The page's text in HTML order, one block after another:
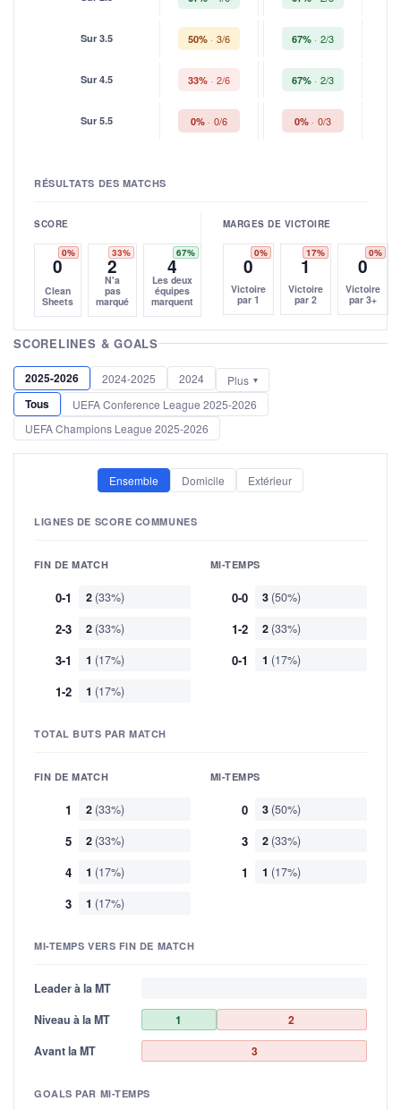
Sur 3.5 50% 3/6 67% 2/3
Sur 4.5 33% 2/6 67% 2/3
Sur 5.5 0% 0/6 0% 0/3
RÉSULTATS DES MATCHS
SCORE
0%
0
Clean
Sheets
33%
2
N'a
pas
marqué
67%
4
Les deux
équipes
marquent
MARGES DE VICTOIRE
0%
0
Victoire
par 1
17%
1
Victoire
par 2
0%
0
Victoire
par 3+
SCORELINES & GOALS
2025-2026 2024-2025 2024 Plus
Tous
UEFA Conference League 2025-2026
UEFA Champions League 2025-2026
Ensemble Domicile Extérieur
LIGNES DE SCORE COMMUNES
FIN DE MATCH
0-1 2 (33%)
2-3 2 (33%)
3-1 1 (17%)
1-2 1 (17%)
MI-TEMPS
0-0 3 (50%)
1-2 2 (33%)
0-1 1 (17%)
TOTAL BUTS PAR MATCH
FIN DE MATCH
1 2 (33%)
5 2 (33%)
4 1 (17%)
3 1 (17%)
MI-TEMPS
0 3 (50%)
3 2 (33%)
1 1 (17%)
MI-TEMPS VERS FIN DE MATCH
Leader à la MT
Niveau à la MT
1
2
Avant la MT
3
GOALS PAR MI-TEMPS